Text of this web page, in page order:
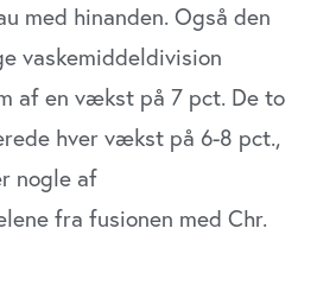
med hinanden. Også den
vaskemiddeldivision
af en vækst på 7 pct. De to
hver vækst på 6-8 pct.,
nogle af
fra fusionen med Chr.